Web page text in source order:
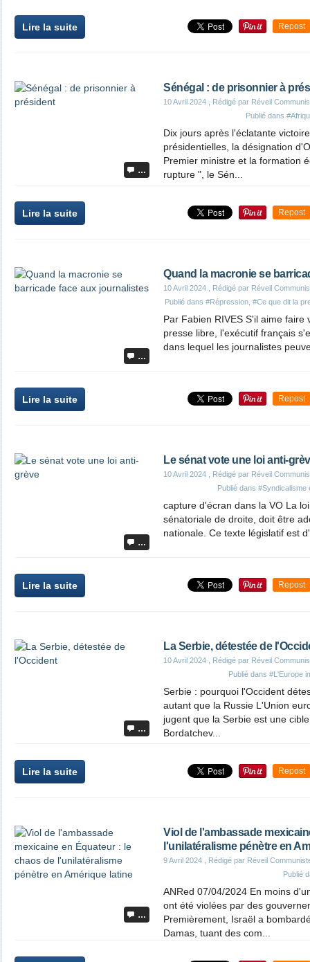
Lire la suite Repost
…
Sénégal : de prisonnier à
10 Avril 2024 , Rédigé par Réveil
Publié dans
Dix jours après l'éclatante
présidentielles, la désignation
Premier ministre et la formation
rupture ", le Sén...
Lire la suite Repost
…
Quand la macronie se
10 Avril 2024 , Rédigé par Réveil
Publié dans #Répression #Ce que dit la
Par Fabien RIVES S'il aime
presse libre, l'exécutif français
dans lequel les journalistes
Lire la suite Repost
…
Le sénat vote une loi anti-
10 Avril 2024 , Rédigé par Réveil
Publié dans #Syndicalisme
capture d'écran dans la VO La
sénatoriale de droite, doit être
nationale. Ce texte législatif est
Lire la suite Repost
…
La Serbie, détestée de
10 Avril 2024 , Rédigé par Réveil
Publié dans #L'Europe
Serbie : pourquoi l'Occident
autant que la Russie L'Union
jugent que la Serbie est une
Bordatchev...
Lire la suite Repost
…
Viol de l'ambassade
l'unilatéralisme pénètre en
9 Avril 2024 , Rédigé par Réveil
Publié
ANRed 07/04/2024 En moins
ont été violées par des
Premièrement, Israël a
Damas, tuant des com...